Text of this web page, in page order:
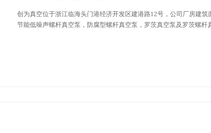
创为真空位于浙江临海头门港经济开发区建港路12号，公司厂房建筑
节能低噪声螺杆真空泵，防腐型螺杆真空泵，罗茨真空泵及罗茨螺杆